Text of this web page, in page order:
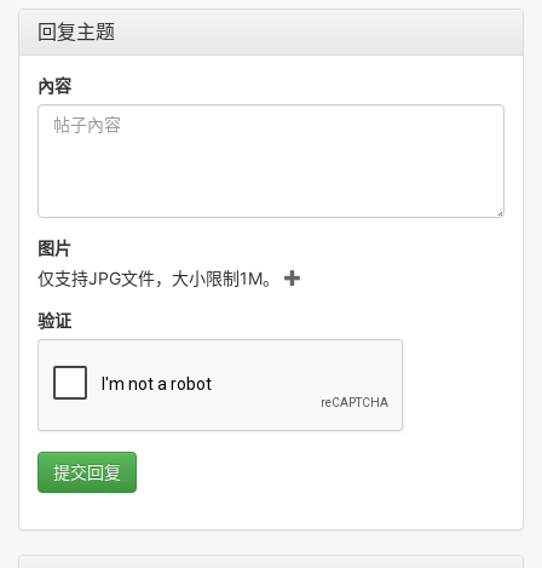
回复主题
內容
图片
仅支持JPG文件，大小限制1M。
验证
提交回复